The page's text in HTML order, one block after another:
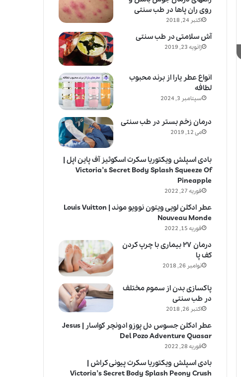
روی ران پاها در طب سنتی
اکتبر 24, 2018
آش سلامتی در طب سنتی
ژانویه 23, 2019
انواع عطر یارا از برند محبوب
لطافه
سپتامبر 3, 2024
درمان زخم بستر در طب سنتی
می 12, 2019
بادی اسپلش ویکتوریا سکرت اسکوئیز آف پاین اپل |
Victoria’s Secret Body Splash Squeeze Of
Pineapple
فوریه 27, 2022
عطر ادکلن لویی ویتون نوویو موند | Louis Vuitton
Nouveau Monde
فوریه 15, 2022
درمان ۲۷ بیماری با چرپ کردن
کف پا
نوامبر 26, 2018
پاکسازی بدن از سموم مختلف
در طب سنتی
اکتبر 26, 2018
عطر ادکلن جسوس دل پوزو ادونچر کواسار | Jesus
Del Pozo Adventure Quasar
فوریه 28, 2022
بادی اسپلش ویکتوریا سکرت پیونی کراش |
Victoria’s Secret Body Splash Peony Crush